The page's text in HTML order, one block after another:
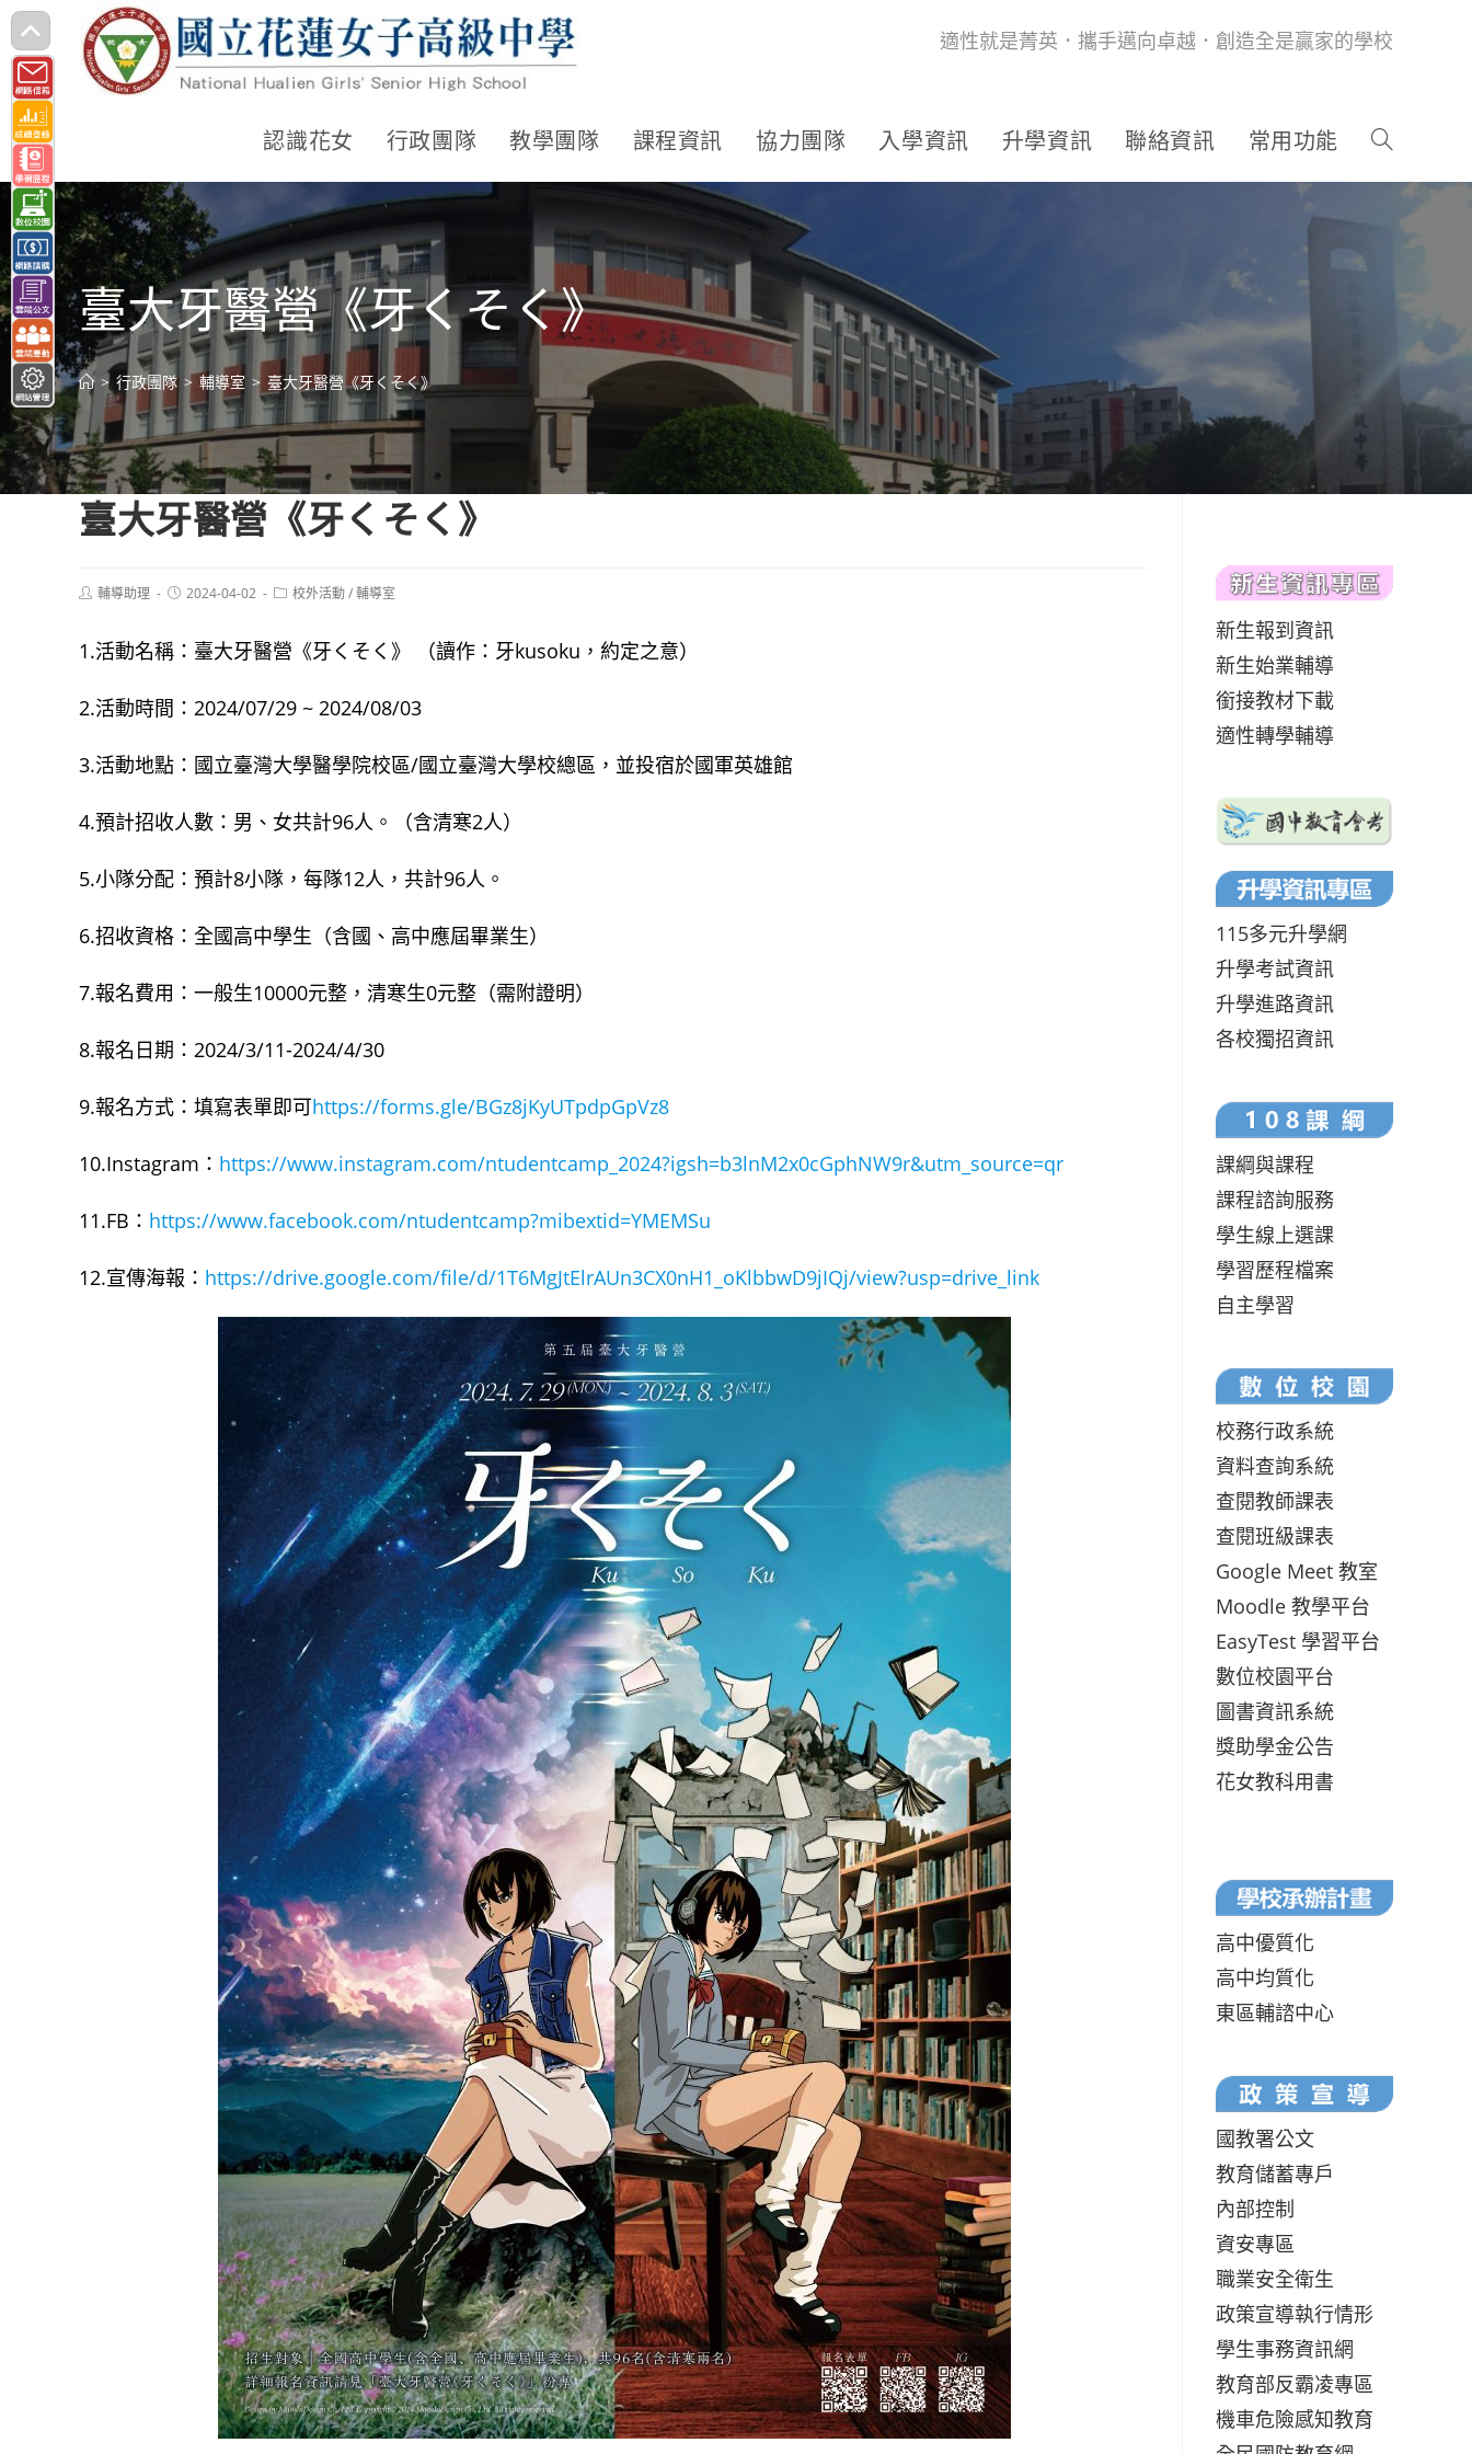
跳
轉
至
主
要
內
容
適性就是菁英．攜手邁向卓越．創造全是贏家的學校
認識花女 行政團隊 教學團隊 課程資訊 協力團隊 入學資訊 升學資訊 聯絡資訊 常用功能
臺大牙醫營《牙くそく》
> 行政團隊 > 輔導室 > 臺大牙醫營《牙くそく》
臺大牙醫營《牙くそく》
Post輔導助理
Post2024-04-02
Post校外活動/輔導室
1.活動名稱：臺大牙醫營《牙くそく》 （讀作：牙kusoku，約定之意）
2.活動時間：2024/07/29 ~ 2024/08/03
3.活動地點：國立臺灣大學醫學院校區/國立臺灣大學校總區，並投宿於國軍英雄館
4.預計招收人數：男、女共計96人。（含清寒2人）
5.小隊分配：預計8小隊，每隊12人，共計96人。
6.招收資格：全國高中學生（含國、高中應屆畢業生）
7.報名費用：一般生10000元整，清寒生0元整（需附證明）
8.報名日期：2024/3/11-2024/4/30
9.報名方式：填寫表單即可https://forms.gle/BGz8jKyUTpdpGpVz8
10.Instagram： https://www.instagram.com/ntudentcamp_2024?igsh=b3lnM2x0cGphNW9r&utm_source=qr
11.FB： https://www.facebook.com/ntudentcamp?mibextid=YMEMSu
12.宣傳海報： https://drive.google.com/file/d/1T6MgJtElrAUn3CX0nH1_oKlbbwD9jIQj/view?usp=drive_link
新生報到資訊
新生始業輔導
銜接教材下載
適性轉學輔導
115多元升學網
升學考試資訊
升學進路資訊
各校獨招資訊
課綱與課程
課程諮詢服務
學生線上選課
學習歷程檔案
自主學習
校務行政系統
資料查詢系統
查閱教師課表
查閱班級課表
Google Meet 教室
Moodle 教學平台
EasyTest 學習平台
數位校園平台
圖書資訊系統
獎助學金公告
花女教科用書
高中優質化
高中均質化
東區輔諮中心
國教署公文
教育儲蓄專戶
內部控制
資安專區
職業安全衛生
政策宣導執行情形
學生事務資訊網
教育部反霸凌專區
機車危險感知教育